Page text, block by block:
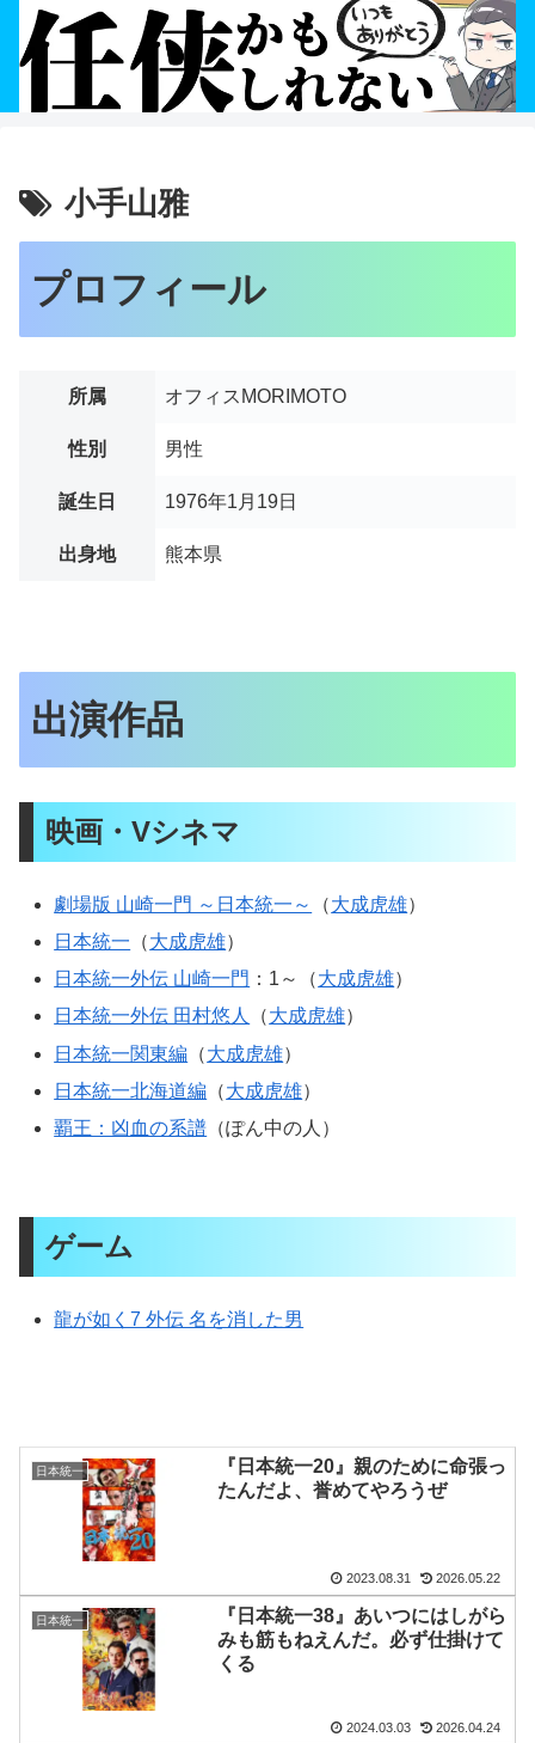
小手山雅
プロフィール
所属 オフィスMORIMOTO
性別 男性
誕生日 1976年1月19日
出身地 熊本県
出演作品
映画・Vシネマ
劇場版 山崎一門 ～日本統一～ （大成虎雄）
日本統一 （大成虎雄）
日本統一外伝 山崎一門 ：1～（大成虎雄）
日本統一外伝 田村悠人
（大成虎雄）
日本統一関東編 （大成虎雄）
日本統一北海道編 （大成虎雄）
覇王：凶血の系譜 （ぽん中の人）
ゲーム
龍が如く7 外伝 名を消した男
日本統一
『日本統一20』親のために命張っ
たんだよ、誉めてやろうぜ
2023.08.31 2026.05.22
日本統一
『日本統一38』あいつにはしがら
みも筋もねえんだ。必ず仕掛けて
くる
2024.03.03 2026.04.24